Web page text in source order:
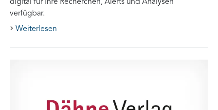
digital für Ihre Recherchen, Alerts und Analysen
verfügbar.
Weiterlesen